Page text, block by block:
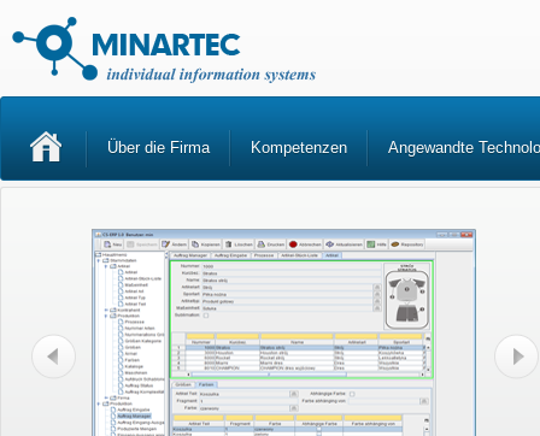
Über die Firma Kompetenzen Angewandte